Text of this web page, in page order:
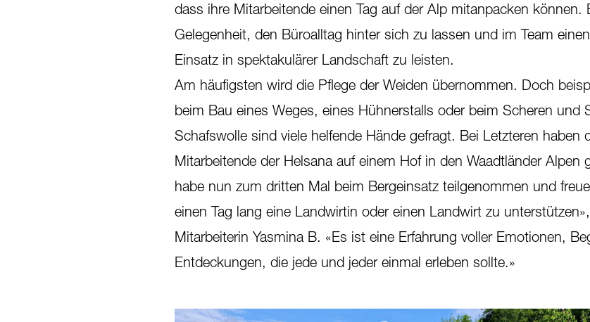
dass ihre Mitarbeitende einen Tag auf der Alp mitanpacken können.
Gelegenheit, den Büroalltag hinter sich zu lassen und im Team
Einsatz in spektakulärer Landschaft zu leisten.
Am häufigsten wird die Pflege der Weiden übernommen. Doch
beim Bau eines Weges, eines Hühnerstalls oder beim Scheren und
Schafswolle sind viele helfende Hände gefragt. Bei Letzteren haben
Mitarbeitende der Helsana auf einem Hof in den Waadtländer Alpen
habe nun zum dritten Mal beim Bergeinsatz teilgenommen und
einen Tag lang eine Landwirtin oder einen Landwirt zu
Mitarbeiterin Yasmina B. «Es ist eine Erfahrung voller Emotionen,
Entdeckungen, die jede und jeder einmal erleben sollte.»